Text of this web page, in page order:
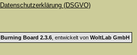
Datenschutzerklärung (DSGVO)
Burning Board 2.3.6, entwickelt von WoltLab GmbH